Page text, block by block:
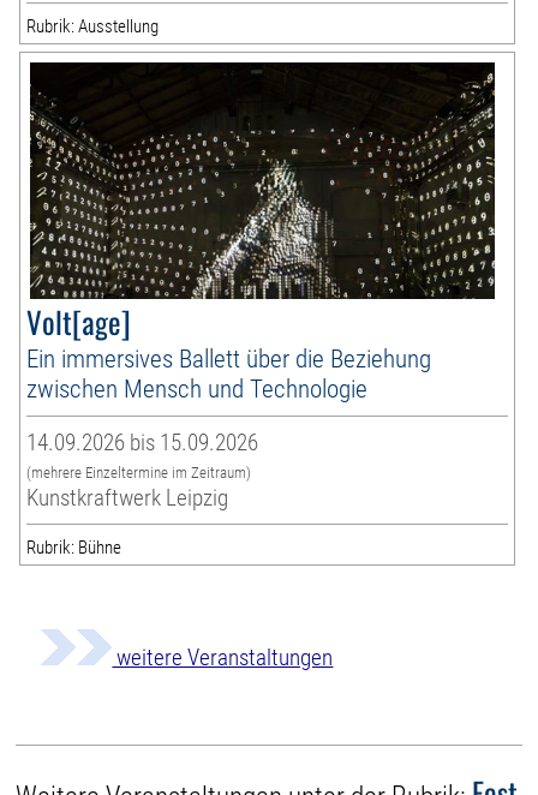
Rubrik: Ausstellung
Volt[age]
Ein immersives Ballett über die Beziehung
zwischen Mensch und Technologie
14.09.2026 bis 15.09.2026
(mehrere Einzeltermine im Zeitraum)
Kunstkraftwerk Leipzig
Rubrik: Bühne
weitere Veranstaltungen